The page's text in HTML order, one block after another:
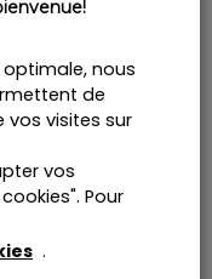
onmisbaar
het uiterst
zodat u
als
en
nous
de
vos visites sur
vos
Pour
.